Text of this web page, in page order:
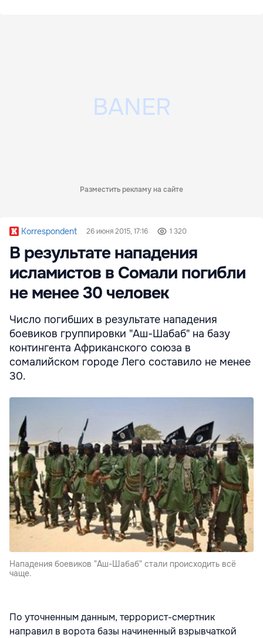
Разместить рекламу на сайте
Korrespondent 26 июня 2015, 17:16 1 320
В результате нападения
исламистов в Сомали погибли
не менее 30 человек
Число погибших в результате нападения
боевиков группировки "Аш-Шабаб" на базу
контингента Африканского cоюза в
сомалийском городе Лего составило не менее
30.
Нападения боевиков "Аш-Шабаб" стали происходить всё
чаще.
По уточненным данным, террорист-смертник
направил в ворота базы начиненный взрывчаткой